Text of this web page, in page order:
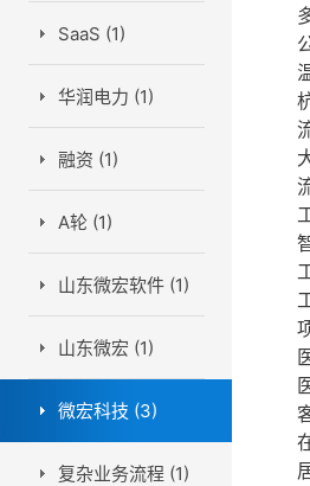
SaaS (1)
华润电力 (1)
融资 (1)
A轮 (1)
山东微宏软件 (1)
山东微宏 (1)
微宏科技 (3)
复杂业务流程 (1)